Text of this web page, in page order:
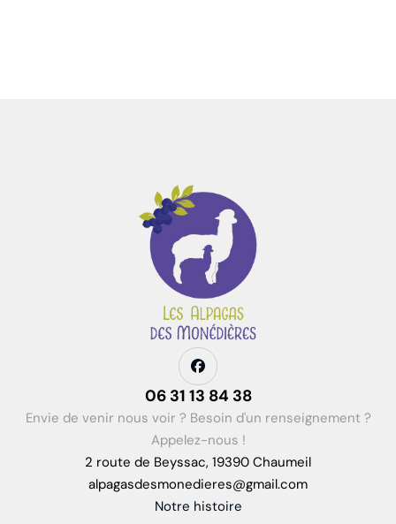
06 31 13 84 38
Envie de venir nous voir ? Besoin d'un renseignement ?
Appelez-nous !
2 route de Beyssac, 19390 Chaumeil
alpagasdesmonedieres@gmail.com
Notre histoire